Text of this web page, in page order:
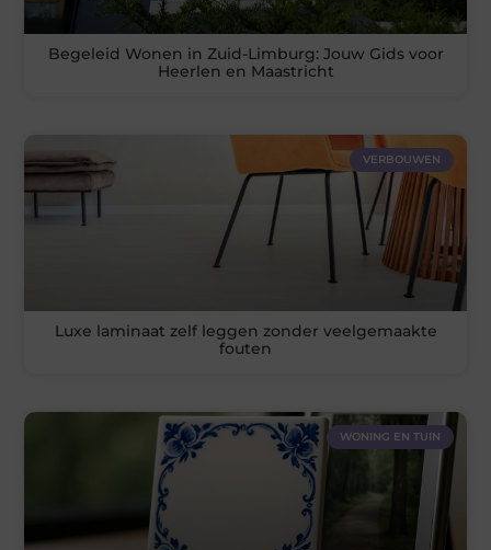
Begeleid Wonen in Zuid-Limburg: Jouw Gids voor
Heerlen en Maastricht
VERBOUWEN
Luxe laminaat zelf leggen zonder veelgemaakte
fouten
WONING EN TUIN